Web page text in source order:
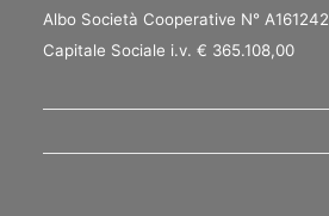
Albo Società Cooperative N° A161242
Capitale Sociale i.v. € 365.108,00